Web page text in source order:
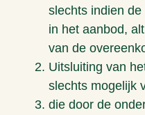
slechts indien
in het aanbod,
van de
Uitsluiting van
slechts mogelijk
die door de